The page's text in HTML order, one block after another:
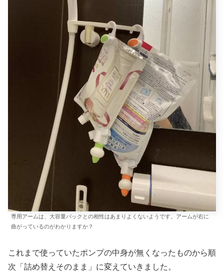
専用アームは、大容量パックとの相性はあまりよくないようです。アームが右に
曲がっているのがわかりますか？
これまで使っていたポンプの中身が無くなったものから順
次「詰め替えそのまま」に変えていきました。